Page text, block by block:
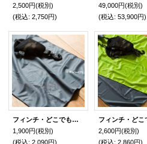
2,500円(税別)
(税込: 2,750円)
49,000円(税別)
(税込: 53,900円)
フィンチ・どこでもタオルスモール
1,900円(税別)
(税込: 2,090円)
2,600円(税別)
(税込: 2,860円)